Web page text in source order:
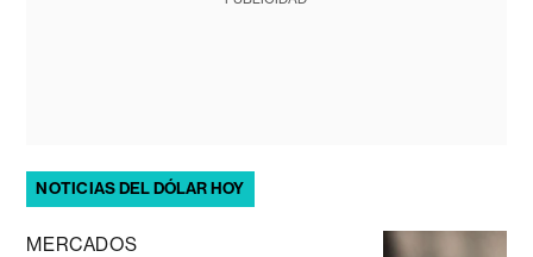
NOTICIAS DEL DÓLAR HOY
MERCADOS